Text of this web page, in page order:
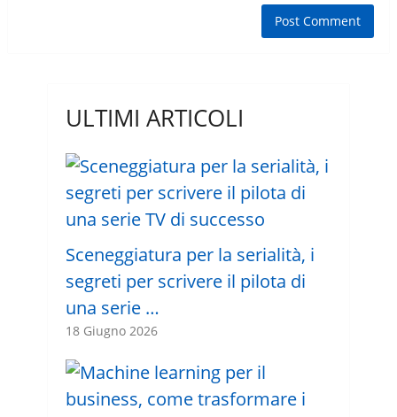
ULTIMI ARTICOLI
Sceneggiatura per la serialità, i
segreti per scrivere il pilota di
una serie …
18 Giugno 2026